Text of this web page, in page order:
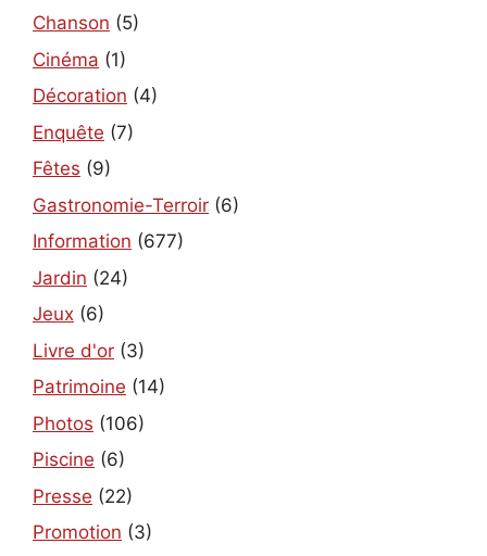
Chanson (5)
Cinéma (1)
Décoration (4)
Enquête (7)
Fêtes (9)
Gastronomie-Terroir (6)
Information (677)
Jardin (24)
Jeux (6)
Livre d'or (3)
Patrimoine (14)
Photos (106)
Piscine (6)
Presse (22)
Promotion (3)